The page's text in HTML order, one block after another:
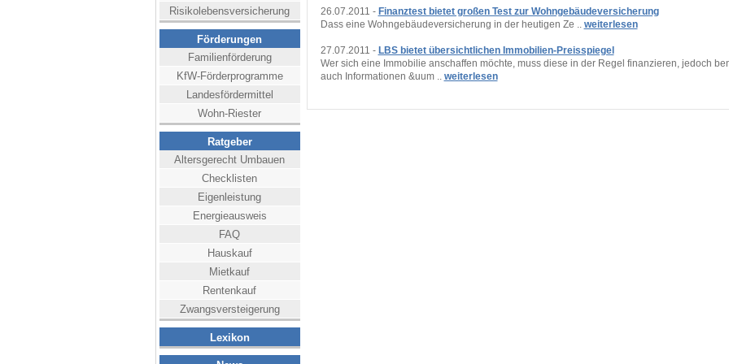
Risikolebensversicherung
Förderungen
Familienförderung
KfW-Förderprogramme
Landesfördermittel
Wohn-Riester
Ratgeber
Altersgerecht Umbauen
Checklisten
Eigenleistung
Energieausweis
FAQ
Hauskauf
Mietkauf
Rentenkauf
Zwangsversteigerung
Lexikon
26.07.2011 - Finanztest bietet großen Test zur Wohngebäudeversicherung
Dass eine Wohngebäudeversicherung in der heutigen Ze .. weiterlesen
27.07.2011 - LBS bietet übersichtlichen Immobilien-Preisspiegel
Wer sich eine Immobilie anschaffen möchte, muss diese in der Regel finanzieren, jedoch
auch Informationen &uum .. weiterlesen